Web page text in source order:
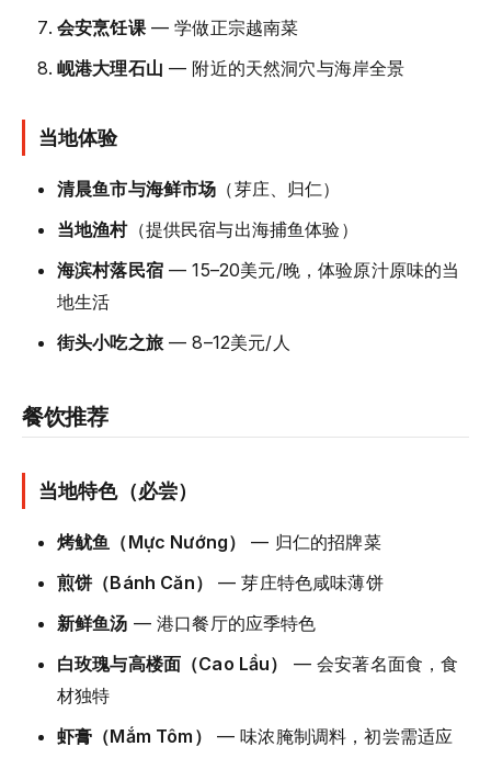
会安烹饪课— 学做正宗越南菜
岘港大理石山 — 附近的天然洞穴与海岸全景
当地体验
清晨鱼市与海鲜市场 （芽庄、归仁）
当地渔村（提供民宿与出海捕鱼体验）
海滨村落民宿— 15–20美元/晚，体验原汁原味的当
地生活
街头小吃之旅— 8–12美元/人
餐饮推荐
当地特色（必尝）
烤鱿鱼（Mực Nướng）
— 归仁的招牌菜
煎饼（Bánh Căn）
— 芽庄特色咸味薄饼
新鲜鱼汤 — 港口餐厅的应季特色
白玫瑰与高楼面（Cao Lầu）
— 会安著名面食，食
材独特
虾膏（Mắm Tôm）
— 味浓腌制调料，初尝需适应